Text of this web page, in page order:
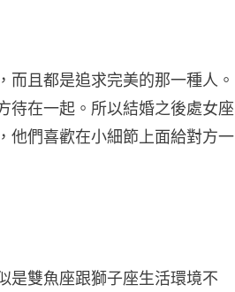
且都是追求完美的那一種人。
待在一起。所以結婚之後處女座
他們喜歡在小細節上面給對方一
雙魚座跟獅子座生活環境不